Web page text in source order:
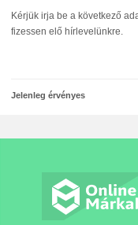
Kérjük irja be a következő
fizessen elő hírlevelünkre.
Jelenleg érvényes